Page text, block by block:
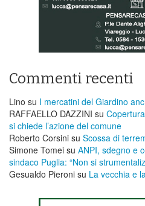
Commenti recenti
Lino su I mercatini del Giardino
RAFFAELLO DAZZINI su
si chiede l’azione del comune
Roberto Corsini su Scossa di
Simone Tomei su ANPI, sdegno e
sindaco Puglia: “Non si
Gesualdo Pieroni su La vecchia e